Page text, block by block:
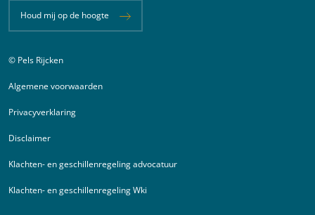
Houd mij op de hoogte
Juridische informatie
© Pels Rijcken
Algemene voorwaarden
Privacyverklaring
Disclaimer
Klachten- en geschillenregeling advocatuur
Klachten- en geschillenregeling Wki